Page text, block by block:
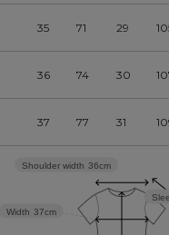
35 71 29
36 74 30
37 77 31
Width 37cm
Shoulder width 36cm